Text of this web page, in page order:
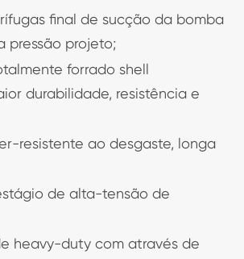
final de sucção da bomba
pressão projeto;
forrado shell
durabilidade, resistência e
resistente ao desgaste, longa
de alta-tensão de
heavy-duty com através de